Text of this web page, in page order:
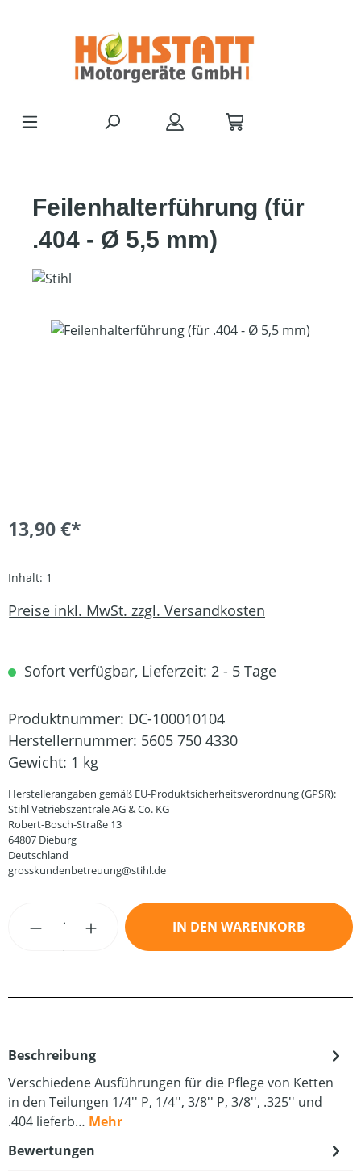
Feilenhalterführung (für
.404 - Ø 5,5 mm)
Bildergalerie überspringen
13,90 €*
Inhalt: 1
Preise inkl. MwSt. zzgl. Versandkosten
Sofort verfügbar, Lieferzeit: 2 - 5 Tage
Produktnummer: DC-100010104
Herstellernummer: 5605 750 4330
Gewicht: 1 kg
Herstellerangaben gemäß EU-Produktsicherheitsverordnung (GPSR):
Stihl Vetriebszentrale AG & Co. KG
Robert-Bosch-Straße 13
64807 Dieburg
Deutschland
grosskundenbetreuung@stihl.de
Produkt Anzahl: Gib den gewünschten
IN DEN WARENKORB
Beschreibung
Verschiedene Ausführungen für die Pflege von Ketten
in den Teilungen 1/4'' P, 1/4'', 3/8'' P, 3/8'', .325'' und
.404 lieferb… Mehr
Bewertungen